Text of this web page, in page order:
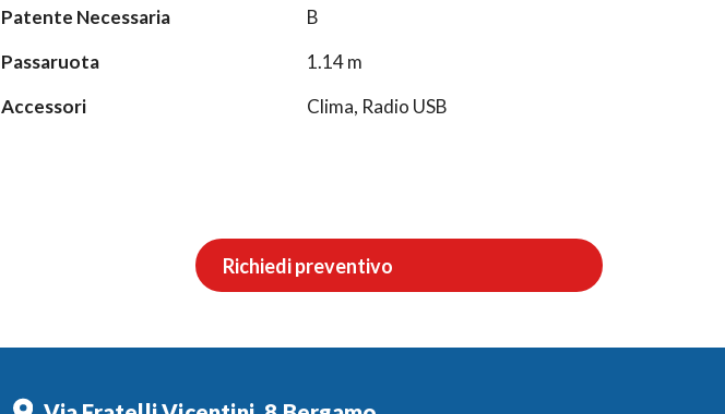
Patente Necessaria
B
Passaruota
1.14 m
Accessori
Clima, Radio USB
Richiedi preventivo